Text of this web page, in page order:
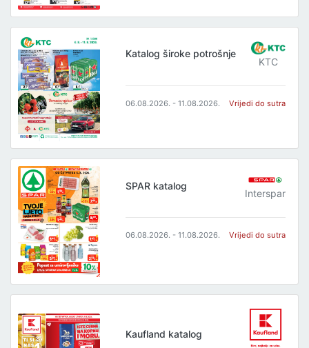
Katalog široke potrošnje
KTC
06.08.2026. - 11.08.2026. Vrijedi do sutra
SPAR katalog
Interspar
06.08.2026. - 11.08.2026. Vrijedi do sutra
Kaufland katalog